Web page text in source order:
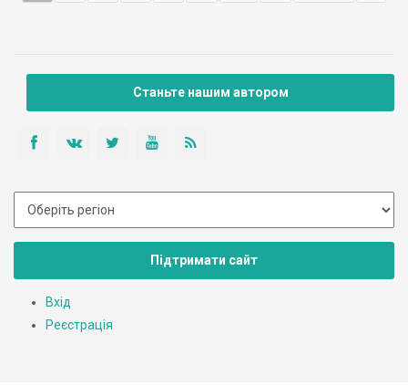
Станьте нашим автором
Підтримати сайт
Вхід
Реєстрація